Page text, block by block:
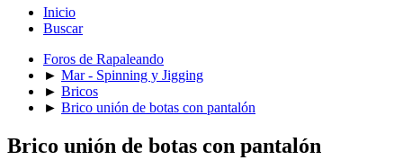
Inicio
Buscar
Foros de Rapaleando
► Mar - Spinning y Jigging
► Bricos
► Brico unión de botas con pantalón
Brico unión de botas con pantalón